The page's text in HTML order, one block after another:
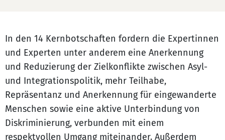
In den 14 Kernbotschaften fordern die Expertinnen
und Experten unter anderem eine Anerkennung
und Reduzierung der Zielkonflikte zwischen Asyl-
und Integrationspolitik, mehr Teilhabe,
Repräsentanz und Anerkennung für eingewanderte
Menschen sowie eine aktive Unterbindung von
Diskriminierung, verbunden mit einem
respektvollen Umgang miteinander. Außerdem